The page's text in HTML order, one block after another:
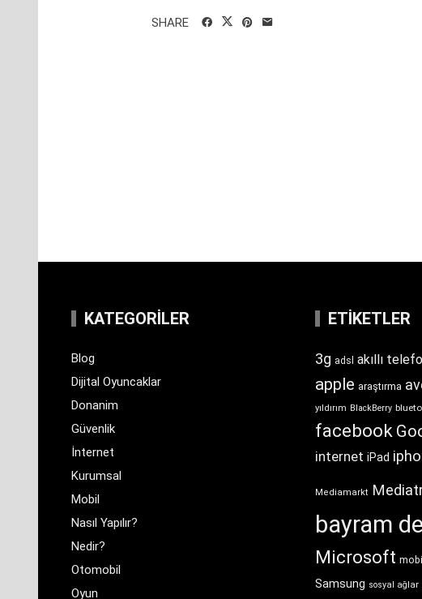
SHARE
KATEGORILER
Blog
Dijital Oyuncaklar
Donanim
Güvenlik
İnternet
Kurumsal
Mobil
Nasıl Yapılır?
Nedir?
Otomobil
Oyun
ETIKETLER
3g adsl akıllı
apple araştırma
yıldırım BlackBerry
facebook
internet iPad
Mediamarkt
bayram
Microsoft mobil
Samsung sosyal ağlar